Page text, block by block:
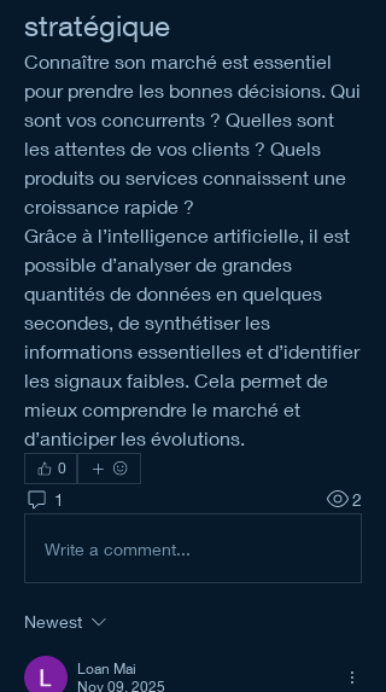
stratégique
Connaître son marché est essentiel
pour prendre les bonnes décisions. Qui
sont vos concurrents ? Quelles sont
les attentes de vos clients ? Quels
produits ou services connaissent une
croissance rapide ?
Grâce à l’intelligence artificielle, il est
possible d’analyser de grandes
quantités de données en quelques
secondes, de synthétiser les
informations essentielles et d’identifier
les signaux faibles. Cela permet de
mieux comprendre le marché et
d’anticiper les évolutions.
0
1 2
Write a comment...
Newest
Loan Mai
Nov 09, 2025